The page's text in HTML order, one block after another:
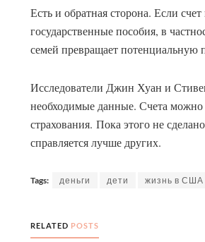
Есть и обратная сторона. Если
государственные пособия, в
семей превращает потенциальную
Исследователи Джин Хуан и
необходимые данные. Счета можно
страхования. Пока этого не
справляется лучше других.
Tags: деньги дети жизнь в США
RELATED POSTS